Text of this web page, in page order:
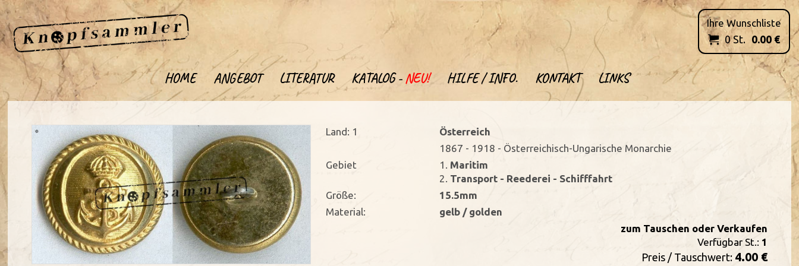
HOME ANGEBOT LITERATUR KATALOG -NEU! HILFE / INFO. KONTAKT LINKS
Ihre Wunschliste
 0St. 0.00 €
Land: 1
Österreich
1867 - 1918 - Österreichisch-Ungarische Monarchie
Gebiet
1. Maritim
2. Transport - Reederei - Schifffahrt
Größe:
15.5mm
Material:
gelb / golden
zum Tauschen oder Verkaufen
Verfügbar St.: 1
Preis / Tauschwert: 4.00 €